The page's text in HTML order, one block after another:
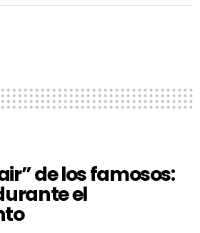
de los famosos:
el